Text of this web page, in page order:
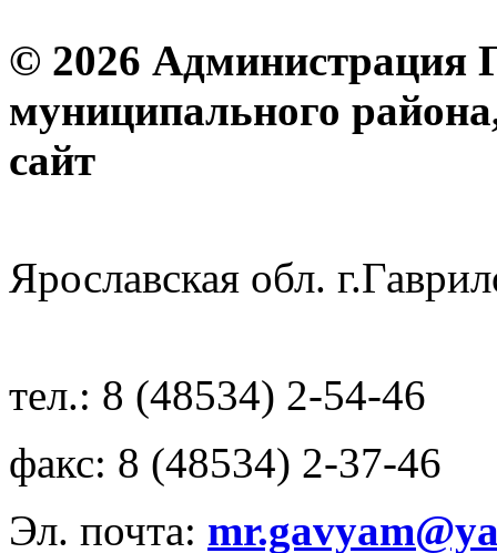
© 2026 Администрация
муниципального
Ярославская обл.
тел.: 8 (48534) 2-54-46
факс: 8 (48534) 2-37-46
Эл. почта: